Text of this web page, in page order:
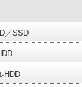
／SSD
HDD